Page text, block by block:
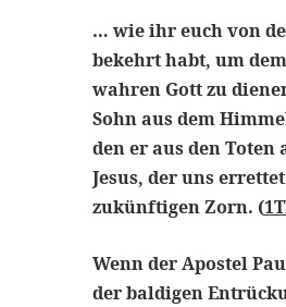
… wie ihr euch von
bekehrt habt, um
wahren Gott zu
Sohn aus dem
den er aus den
Jesus, der uns
zukünftigen Zorn. (
Wenn der Apostel
der baldigen